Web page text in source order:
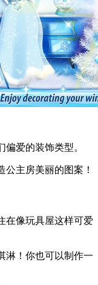
爱的装饰类型。
主房美丽的图案！
在像玩具屋这样可爱
淋！你也可以制作一